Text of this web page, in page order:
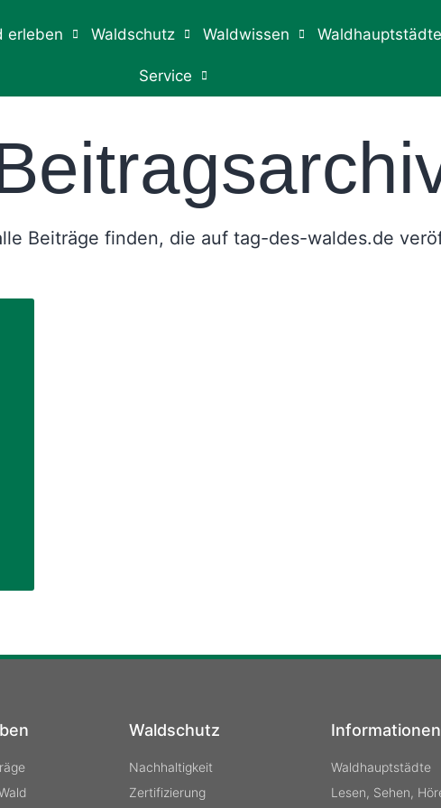
erleben Waldschutz Waldwissen Waldhauptstädte
Service
Beiträge finden, die auf tag-des-waldes.de
Waldschutz
Nachhaltigkeit
Zertifizierung
Informationen
Waldhauptstädte
Lesen, Sehen,